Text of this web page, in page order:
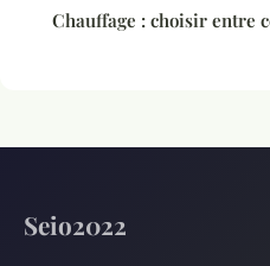
Chauffage : choisir entre
Seio2022